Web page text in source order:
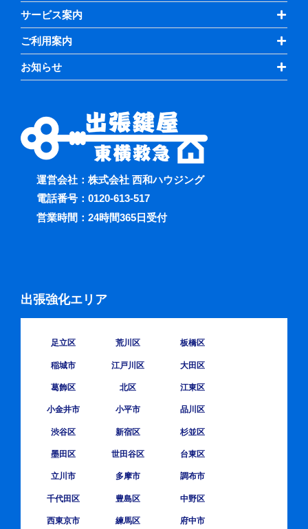
サービス案内
ご利用案内
お知らせ
運営会社：株式会社 西和ハウジング
電話番号： 0120-613-517
営業時間：24時間365日受付
出張強化エリア
足立区 荒川区 板橋区
稲城市 江戸川区 大田区
葛飾区 北区 江東区
小金井市 小平市 品川区
渋谷区 新宿区 杉並区
墨田区 世田谷区 台東区
立川市 多摩市 調布市
千代田区 豊島区 中野区
西東京市 練馬区 府中市